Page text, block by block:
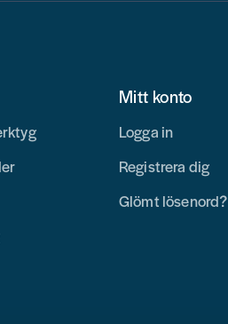
Mitt konto
Logga in
Registrera dig
Glömt lösenord?